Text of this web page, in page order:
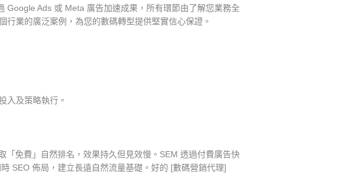
Google Ads 或 Meta 廣告加速成果，所有環節由了解您業務全
業的廣泛案例，為您的數碼轉型提供堅實信心保證。
入及策略執行。
免費」自然排名，效果持久但見效慢。SEM 透過付費廣告快
SEO 佈局，建立長遠自然流量基礎。好的 [數碼營銷代理]